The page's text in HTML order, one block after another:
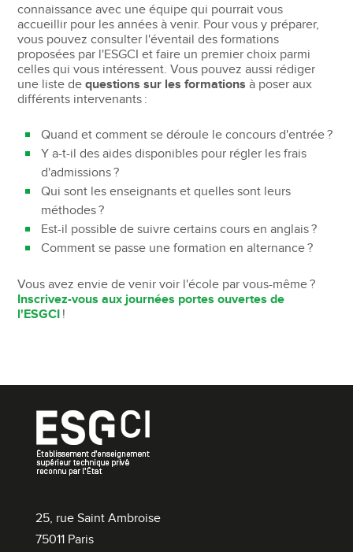
connaissance avec une équipe qui pourrait vous
accueillir pour les années à venir. Pour vous y préparer,
vous pouvez consulter l'éventail des formations
proposées par l'ESGCI et faire un premier choix parmi
celles qui vous intéressent. Vous pouvez aussi rédiger
une liste dequestions sur les formations à poser aux
différents intervenants :
Quand et comment se déroule le concours d'entrée ?
Y a-t-il des aides disponibles pour régler les frais
d'admissions ?
Qui sont les enseignants et quelles sont leurs
méthodes ?
Est-il possible de suivre certains cours en anglais ?
Comment se passe une formation en alternance ?
Vous avez envie de venir voir l'école par vous-même ?
Inscrivez-vous aux journées portes ouvertes de
l'ESGCI !
25, rue Saint Ambroise
75011 Paris